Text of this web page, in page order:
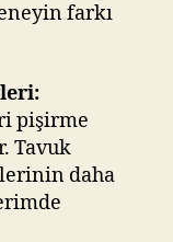
farkı
pişirme
Tavuk
daha